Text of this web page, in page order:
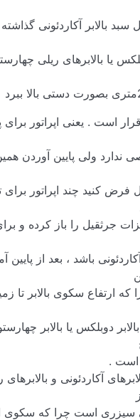
سبد بالابر آکاردئونی
یا بالابرهای ریلی
متری بصورت دستی بالا ببرد
است . یعنی اپراتور
ندارد ولی پایین آوردن
کنید چند اپراتور برای
جرثقیل را باز کرده و
باشد ، بعد از پایین
ارتفاع سکوی بالابر تا
بالابر دوبلکس یا بالابر
است .
آکاردئونی و
سیزری است چرا که سکوی